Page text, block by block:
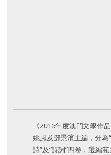
《2015年度澳門文學作
姚風及鄧景濱主編，分為
詩”及“詩詞”四卷，選編